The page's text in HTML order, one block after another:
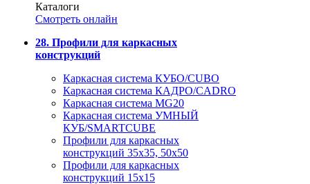
Каталоги
Смотреть онлайн
28. Профили для каркасных
конструкций
Каркасная система КУБО/CUBO
Каркасная система КАДРО/CADRO
Каркасная система MG20
Каркасная система УМНЫЙ
КУБ/SMARTCUBE
Профили для каркасных
конструкций 35x35, 50x50
Профили для каркасных
конструкций 15х15